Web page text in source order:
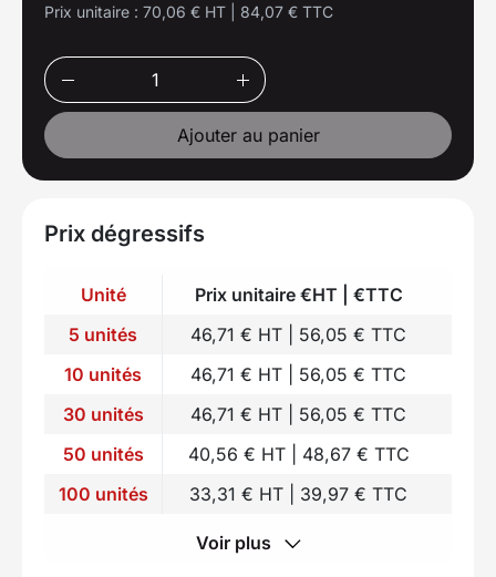
Prix unitaire : 70,06 € HT 84,07 € TTC
Ajouter au panier
Prix dégressifs
Unité
Prix unitaire €HT | €TTC
5 unités
46,71 € HT | 56,05 € TTC
10 unités
46,71 € HT | 56,05 € TTC
30 unités
46,71 € HT | 56,05 € TTC
50 unités
40,56 € HT | 48,67 € TTC
100 unités
33,31 € HT | 39,97 € TTC
Voir plus